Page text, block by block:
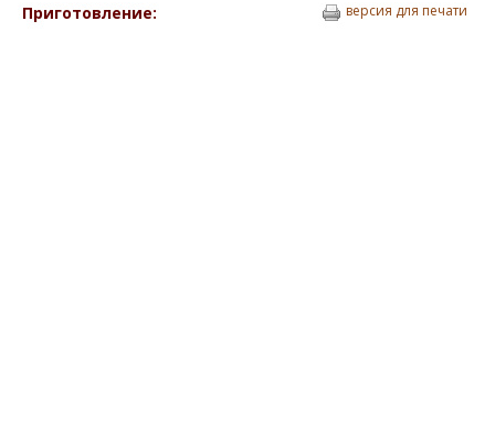
Приготовление: версия для печати